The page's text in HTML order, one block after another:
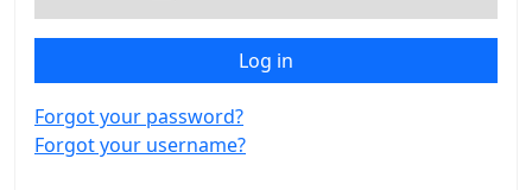
Log in
Forgot your password?
Forgot your username?